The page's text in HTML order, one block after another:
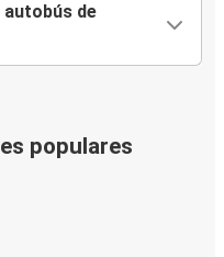
autobús de
populares